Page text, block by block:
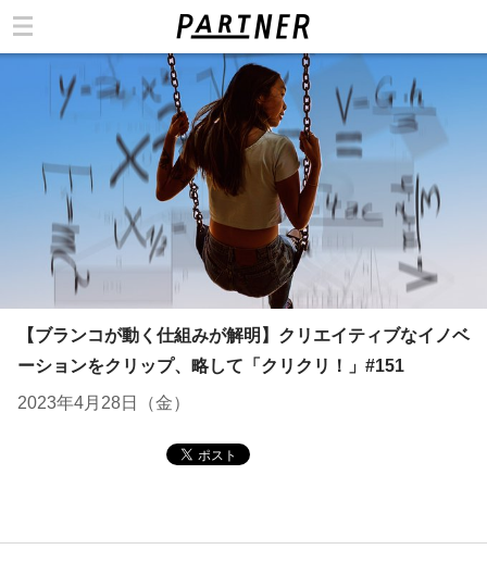
【ブランコが動く仕組みが解明】クリエイティブなイノベ
ーションをクリップ、略して「クリクリ！」#151
2023年4月28日（金）